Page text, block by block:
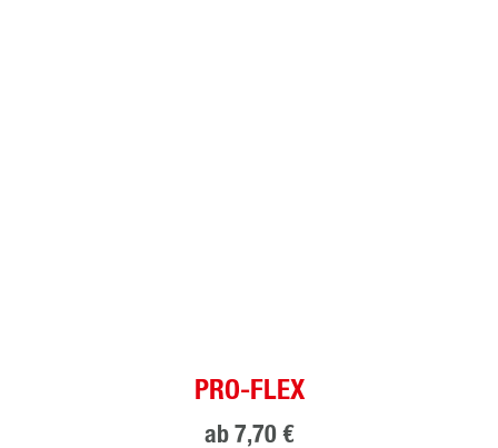
PRO-FLEX
ab 7,70 €